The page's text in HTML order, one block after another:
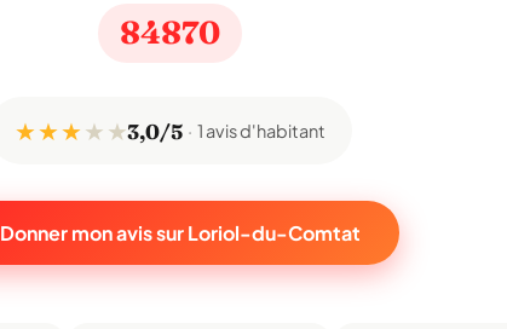
84870
★ ★ ★★ ★3,0/5 1 avis d'habitant
Donner mon avis sur Loriol-du-Comtat